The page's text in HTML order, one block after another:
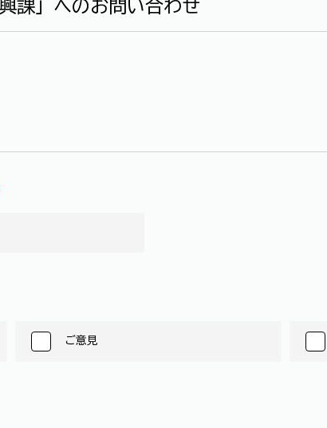
課」へのお問い合わせ
ご意見